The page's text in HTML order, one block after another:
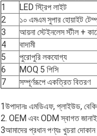
1
LED স্ট্রিপ লাইট
2
১০ এমএম সুপার হোয়াইট
3
আয়না স্টেইনলেস স্টীল +
4
বাদামী
5
পুরোপুরি লকযোগ্য
6
MOQ 5 পিসি
7
সম্পূর্ণরূপে একত্রিত বিতরণ
1উপাদানঃ এমডিএফ, প্লাইউড,
2. OEM এবং ODM স্বাগত জানাই
3আমাদের প্রধান পণ্যঃ খুচরা দোকান